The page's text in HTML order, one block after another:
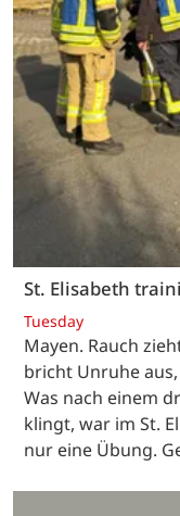
St. Elisabeth
Tuesday
Mayen. Rauch
bricht Unruhe
Was nach einem
klingt, war im St.
nur eine Übung.